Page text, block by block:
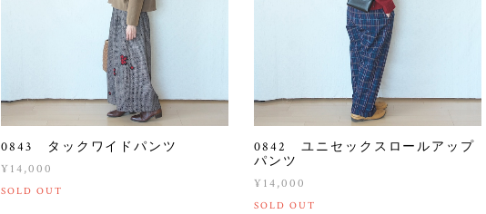
0843 タックワイドパンツ
¥14,000
SOLD OUT
0842 ユニセックスロールアップ
パンツ
¥14,000
SOLD OUT